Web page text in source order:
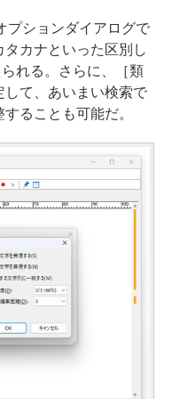
ションダイアログで
カナといった区別し
れる。さらに、［類
て、あいまい検索で
ることも可能だ。